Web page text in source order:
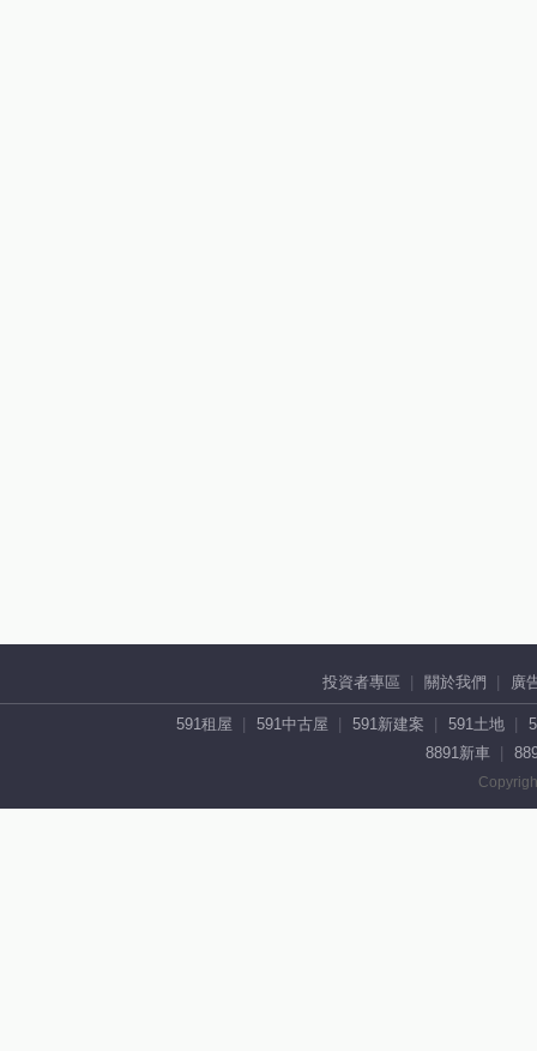
投資者專區 關於我們 廣
591租屋 591中古屋 591新建案 591土地
8891新車